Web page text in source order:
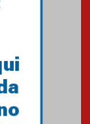
“Mais de
Palavra” é